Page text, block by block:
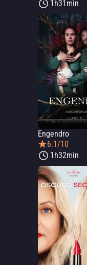
1h31min
Engendro
6.1/10
1h32min